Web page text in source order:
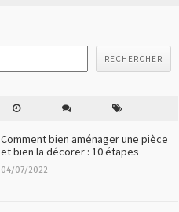
RECHERCHER
Comment bien aménager une pièce
et bien la décorer : 10 étapes
04/07/2022